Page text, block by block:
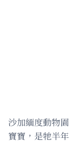
沙加緬度動物
寶寶，是牠半